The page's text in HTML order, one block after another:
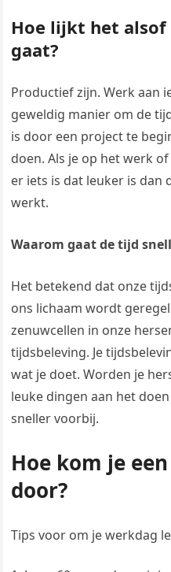
Hoe lijkt het
gaat?
Productief zijn. Werk aan
geweldig manier om de
is door een project te
doen. Als je op het werk
er iets is dat leuker is dan
werkt.
Waarom gaat de tijd
Het betekend dat onze
ons lichaam wordt
zenuwcellen in onze
tijdsbeleving. Je
wat je doet. Worden je
leuke dingen aan het
sneller voorbij.
Hoe kom je
door?
Tips voor om je werkdag